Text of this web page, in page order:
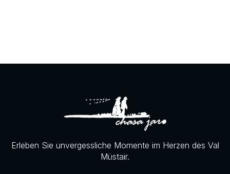
Erleben Sie unvergessliche Momente im Herzen des Val
Müstair.